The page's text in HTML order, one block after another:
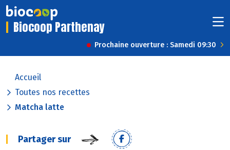
Biocoop Parthenay
Prochaine ouverture : Samedi 09:30
Accueil
Toutes nos recettes
Matcha latte
Partager sur